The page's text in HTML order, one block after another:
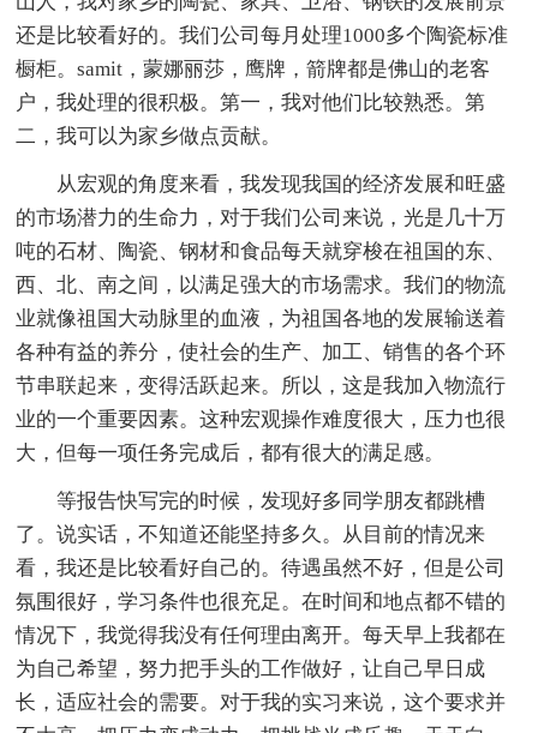
还是比较看好的。我们公司每月处理1000多个陶瓷标准
橱柜。samit，蒙娜丽莎，鹰牌，箭牌都是佛山的老客
户，我处理的很积极。第一，我对他们比较熟悉。第
二，我可以为家乡做点贡献。
从宏观的角度来看，我发现我国的经济发展和旺盛
的市场潜力的生命力，对于我们公司来说，光是几十万
吨的石材、陶瓷、钢材和食品每天就穿梭在祖国的东、
西、北、南之间，以满足强大的市场需求。我们的物流
业就像祖国大动脉里的血液，为祖国各地的发展输送着
各种有益的养分，使社会的生产、加工、销售的各个环
节串联起来，变得活跃起来。所以，这是我加入物流行
业的一个重要因素。这种宏观操作难度很大，压力也很
大，但每一项任务完成后，都有很大的满足感。
等报告快写完的时候，发现好多同学朋友都跳槽
了。说实话，不知道还能坚持多久。从目前的情况来
看，我还是比较看好自己的。待遇虽然不好，但是公司
氛围很好，学习条件也很充足。在时间和地点都不错的
情况下，我觉得我没有任何理由离开。每天早上我都在
为自己希望，努力把手头的工作做好，让自己早日成
长，适应社会的需要。对于我的实习来说，这个要求并